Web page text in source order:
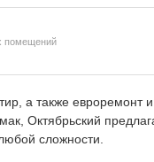
помещений
а также евроремонт
Октябрьский
сложности.